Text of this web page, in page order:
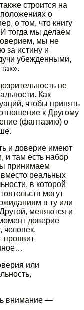
строится на
о
о том, что книгу
И тогда мы делаем
мы не
за истину и
убежденными,
не
Как
чтобы принять
к Другому
(фантазию) о
и доверие имеют
и там есть набор
принимаем
реальных
в которой
могут
в ту или
меняются и
доверие
человек,
проявит
или
внимание —